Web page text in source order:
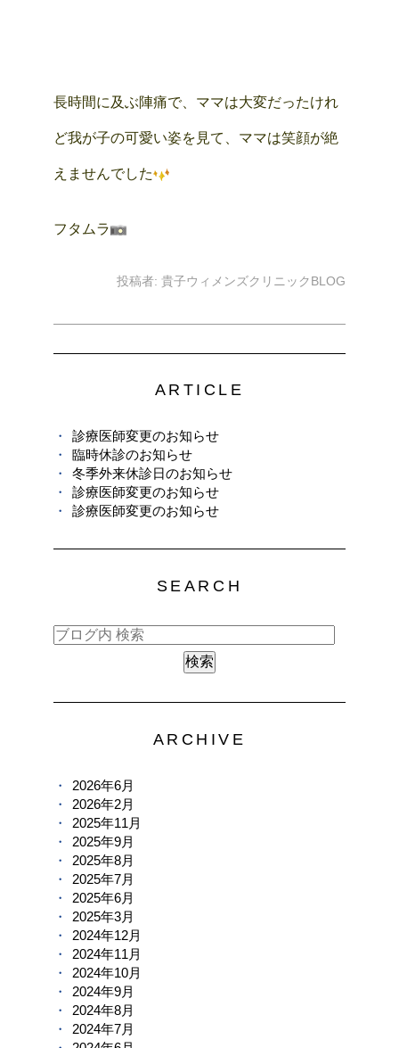
長時間に及ぶ陣痛で、ママは大変だったけれ
ど我が子の可愛い姿を見て、ママは笑顔が絶
えませんでした
フタムラ
投稿者: 貴子ウィメンズクリニックBLOG
ARTICLE
診療医師変更のお知らせ
臨時休診のお知らせ
冬季外来休診日のお知らせ
診療医師変更のお知らせ
診療医師変更のお知らせ
SEARCH
ARCHIVE
2026年6月
2026年2月
2025年11月
2025年9月
2025年8月
2025年7月
2025年6月
2025年3月
2024年12月
2024年11月
2024年10月
2024年9月
2024年8月
2024年7月